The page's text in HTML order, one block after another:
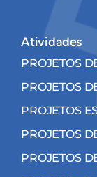
Atividades
PROJETOS
PROJETOS
PROJETOS
PROJETOS
PROJETOS